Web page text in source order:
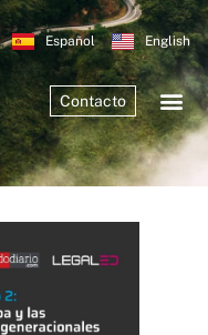
Español English
Contacto